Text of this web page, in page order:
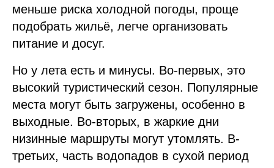
меньше риска холодной погоды, проще
подобрать жильё, легче организовать
питание и досуг.
Но у лета есть и минусы. Во-первых, это
высокий туристический сезон. Популярные
места могут быть загружены, особенно в
выходные. Во-вторых, в жаркие дни
низинные маршруты могут утомлять. В-
третьих, часть водопадов в сухой период